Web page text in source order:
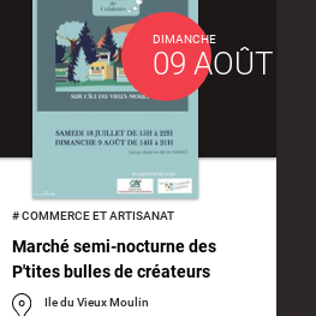
DIMANCHE
09 AOÛT
#COMMERCE ET ARTISANAT
Marché semi-nocturne des
P'tites bulles de créateurs
Ile du Vieux Moulin